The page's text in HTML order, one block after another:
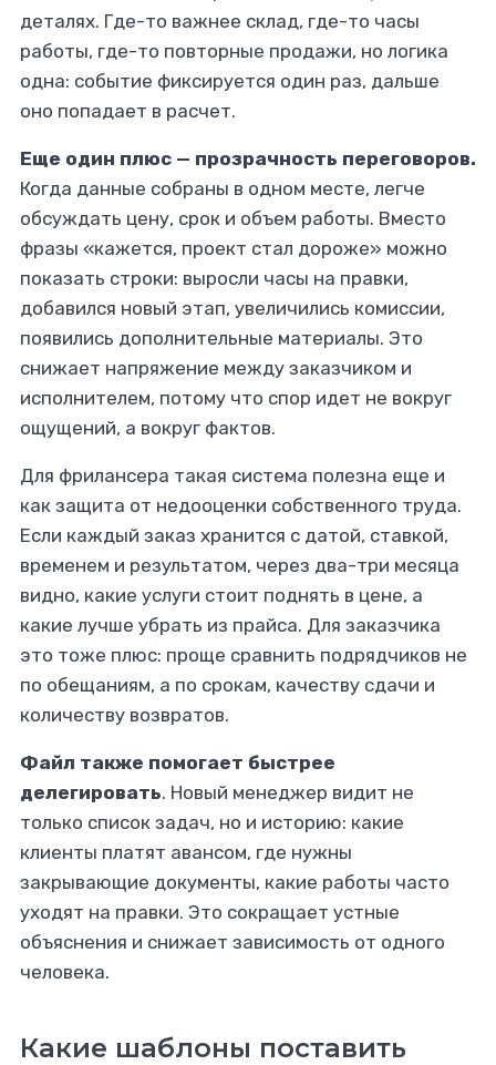
деталях. Где-то важнее склад, где-то часы
работы, где-то повторные продажи, но логика
одна: событие фиксируется один раз, дальше
оно попадает в расчет.
Еще один плюс — прозрачность переговоров.
Когда данные собраны в одном месте, легче
обсуждать цену, срок и объем работы. Вместо
фразы «кажется, проект стал дороже» можно
показать строки: выросли часы на правки,
добавился новый этап, увеличились комиссии,
появились дополнительные материалы. Это
снижает напряжение между заказчиком и
исполнителем, потому что спор идет не вокруг
ощущений, а вокруг фактов.
Для фрилансера такая система полезна еще и
как защита от недооценки собственного труда.
Если каждый заказ хранится с датой, ставкой,
временем и результатом, через два-три месяца
видно, какие услуги стоит поднять в цене, а
какие лучше убрать из прайса. Для заказчика
это тоже плюс: проще сравнить подрядчиков не
по обещаниям, а по срокам, качеству сдачи и
количеству возвратов.
Файл также помогает быстрее
делегировать. Новый менеджер видит не
только список задач, но и историю: какие
клиенты платят авансом, где нужны
закрывающие документы, какие работы часто
уходят на правки. Это сокращает устные
объяснения и снижает зависимость от одного
человека.
Какие шаблоны поставить